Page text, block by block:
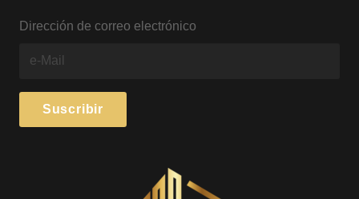
Dirección de correo electrónico